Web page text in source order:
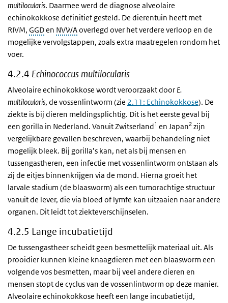
multilocularis. Daarmee werd de diagnose alveolaire
echinokokkose definitief gesteld. De dierentuin heeft met
RIVM, GGDen NVWAoverlegd over het verdere verloop en de
mogelijke vervolgstappen, zoals extra maatregelen rondom het
voer.
4.2.4 Echinococcus multilocularis
Alveolaire echinokokkose wordt veroorzaakt door E.
multilocularis, de vossenlintworm (zie 2.11: Echinokokkose). De
ziekte is bij dieren meldingsplichtig. Dit is het eerste geval bij
een gorilla in Nederland. Vanuit Zwitserland1 en Japan2zijn
vergelijkbare gevallen beschreven, waarbij behandeling niet
mogelijk bleek. Bij gorilla’s kan, net als bij mensen en
tussengastheren, een infectie met vossenlintworm ontstaan als
zij de eitjes binnenkrijgen via de mond. Hierna groeit het
larvale stadium (de blaasworm) als een tumorachtige structuur
vanuit de lever, die via bloed of lymfe kan uitzaaien naar andere
organen. Dit leidt tot ziekteverschijnselen.
4.2.5 Lange incubatietijd
De tussengastheer scheidt geen besmettelijk materiaal uit. Als
prooidier kunnen kleine knaagdieren met een blaasworm een
volgende vos besmetten, maar bij veel andere dieren en
mensen stopt de cyclus van de vossenlintworm op deze manier.
Alveolaire echinokokkose heeft een lange incubatietijd,